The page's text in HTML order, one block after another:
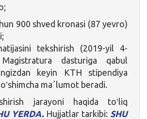
900 shved kronasi (87 yevro)
tekshirish (2019-yil 4-
dasturiga qabul
keyin KTH stipendiya
maʼlumot beradi.
jarayoni haqida toʻliq
YERDA. Hujjatlar tarkibi: SHU